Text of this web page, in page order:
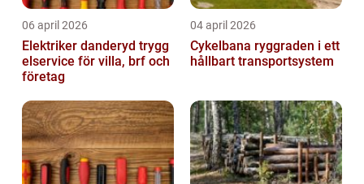
06 april 2026
Elektriker danderyd trygg
elservice för villa, brf och
företag
04 april 2026
Cykelbana ryggraden i ett
hållbart transportsystem